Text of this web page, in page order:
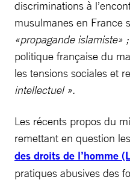
discriminations à
musulmanes en France
«propagande islamiste» ;
politique française du
les tensions sociales et
intellectuel ».
Les récents propos du
remettant en question
des droits de l’homme
pratiques abusives des